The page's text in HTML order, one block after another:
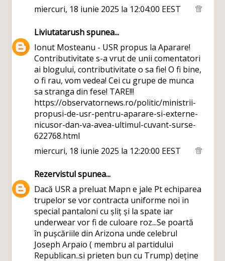
miercuri, 18 iunie 2025 la 12:04:00 EEST
Liviutatarushspunea...
Ionut Mosteanu - USR propus la Aparare!
Contributivitate s-a vrut de unii comentatori
ai blogului, contributivitate o sa fie! O fi bine,
o fi rau, vom vedea! Cei cu grupe de munca
sa stranga din fese! TARE!!!
https://observatornews.ro/politic/ministrii-
propusi-de-usr-pentru-aparare-si-externe-
nicusor-dan-va-avea-ultimul-cuvant-surse-
622768.html
miercuri, 18 iunie 2025 la 12:20:00 EEST
Rezervistulspunea...
Dacă USR a preluat Mapn e jale Pt echiparea
trupelor se vor contracta uniforme noi in
special pantaloni cu șliț și la spate iar
underwear vor fi de culoare roz...Se poartă
în pușcăriile din Arizona unde celebrul
Joseph Arpaio ( membru al partidului
Republican..si prieten bun cu Trump) deține